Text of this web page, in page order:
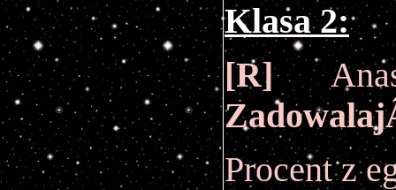
Klasa 2:
[R]
Procent z